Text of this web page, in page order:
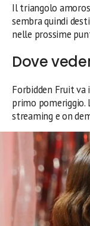
Il triangolo
sembra quindi
nelle prossime
Dove
Forbidden Fruit
primo pomeriggio.
streaming e on